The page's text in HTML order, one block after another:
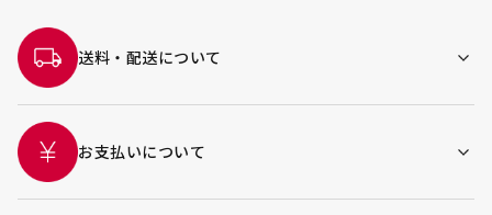
送料・配送について
お支払いについて